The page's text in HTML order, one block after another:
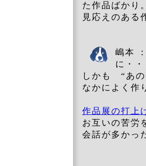
た作品ばかり
見応えのあ
嶋本
に・
しかも “あ
なかによく作
作品展の打上
お互いの苦労
会話が多